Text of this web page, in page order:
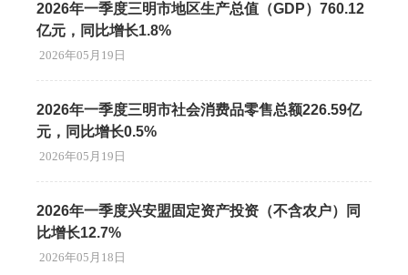
2026年一季度三明市地区生产总值（GDP）760.12
亿元，同比增长1.8%
2026年05月19日
2026年一季度三明市社会消费品零售总额226.59亿
元，同比增长0.5%
2026年05月19日
2026年一季度兴安盟固定资产投资（不含农户）同
比增长12.7%
2026年05月18日